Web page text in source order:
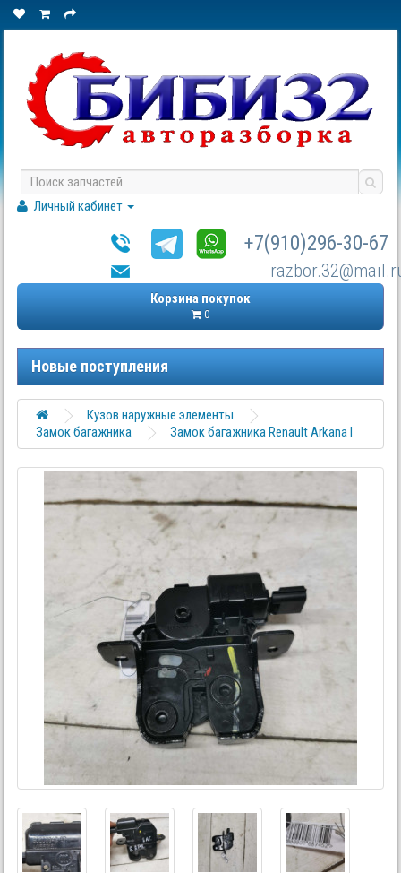
Личный кабинет
+7(910)296-30-67
Корзина покупок
0
Новые поступления
Кузов наружные элементы
Замок багажника
Замок багажника Renault Arkana I